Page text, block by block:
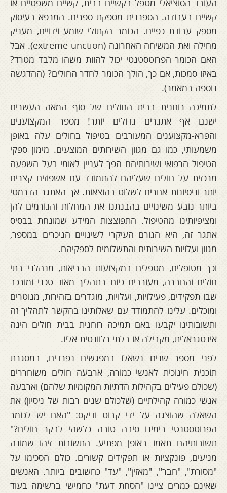
העובד הסוציאלי מטפל בקשיים בבית, קשיים משפטיים או
קשיים בעבודה. הספרנית מספקת ספרים. המרפא בעיסוק
מספק עבודת כפיים. הכומר הקתולי שומע וידויים, מעניק
מחילה ואת המשיחה האחרונה (extreme unction). אבל
האם הכומר הפרוטסטנטי יכול להוות משהו מלבד מטרד?
באיזו סמכות, אם כך, הולך הכומר לחדר החולים? (ההדגשה
נוספה במאמר).
לתמיכה רוחנית בבית החולים של סוף המאה העשרים
ישנם אף אתגרים גדולים יותר! מספר המקצוענים
והפרא-מקצוענים המעורבים בטיפול בחולים עלה באופן
משמעותי, כמו גם מגוון השירותים המוצעים. מימון ספקי
הטיפול הרפואי ושירותיהם הפך לעניין לאומי בעל השפעה
מרכזית על חולים שעליהם להתמודד עם אשפוזים קצרים
יותר וניסיונות אחרים לשלוט בהוצאות. אך האתגר הדרמטי
ביותר נובע משינויים בהבנתנו את המחלות והגורמים להן
ומציפיותינו מהטיפול. התפוצצות המידע שמונחת בבסיס
אתגר זה, היא הגורם העיקרי לשינויים הניכרים במספר,
מגוון ועלויות השירותים והתשלומים לספקיהם.
וכך מטופלים, מטפלים במקצועות הבריאות, מנהלני בתי
חולים והחברה, מעורבים כיום בתהליך מאוד טכני ומורכב
שבו תפקידים, פעילויות, ועלויות, מוגדרים בזהירות, מנוטרים
ומוכלים. עלינו להתמודד עם שאלותינו בהקשר לתהליך זה
ותשובותינו יקבעו באם תמיכה רוחנית בבית חולים הינה
אינטגראלית, מקבילה או בלתי רלוונטית אליו.
לפני מספר שנים נשאלו במפגשים נפרדים, במסגרת
תוכנית חינוכית לאנשי כמורה, ארבעה חולים משוחררים
(שכולם פעילים בקהילות הדתיות המקומיות שלהם) וארבעה
אנשי כמורה קהילתיים (שלכולם שנים רבות של ניסיון) את
השאלה שהוצגה על ידי קבוט ודיקס: "האם יש לכומר
הפרוטסטנטי בימינו סיבה טובה כלשהי לבקר חולים?"
תשובותיהם תאמו באופן מפתיע. התשובות זיהו שמונה
מניעים, פונקציות או תפקידים קשורים. כולם הסכימו על
"מסורת", "חבר", "מאזין", "עד" כחשובים ביותר. האנשים
שאינם כמרים ציינו "הסחת דעת" כחמישי ברשימה בעוד